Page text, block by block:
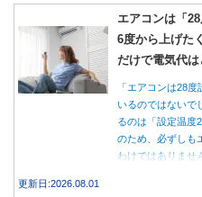
エアコンは「
6度から上げた
だけで電気代は
「エアコンは28
いるのではないで
るのは「設定温度
のため、必ずしも
わけではありませ
更新日:2026.08.01